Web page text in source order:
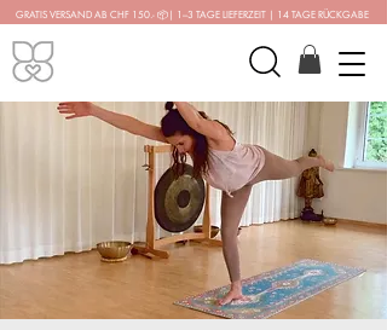
GRATIS VERSAND AB CHF 150.- 📦| 1–3 TAGE LIEFERZEIT | 14 TAGE RÜCKGABE